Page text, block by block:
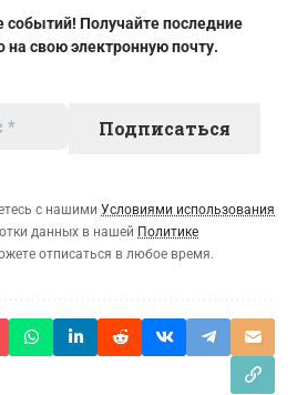
событий! Получайте последние
на свою электронную почту.
с нашими Условиями использования
данных в нашей Политике
отписаться в любое время.